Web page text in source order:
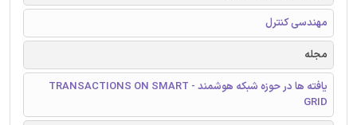
مهندسی کنترل
مجله
یافته ها در حوزه شبکه هوشمند - TRANSACTIONS ON SMART
GRID